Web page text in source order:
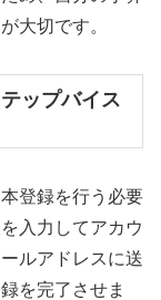
大切です。
ップバイス
登録を行う必要
入力してアカウ
ルアドレスに送
を完了させま